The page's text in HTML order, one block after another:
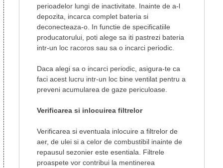
perioadelor lungi de inactivitate. Inainte de a-l
depozita, incarca complet bateria si
deconecteaza-o. In functie de specificatiile
producatorului, poti alege sa iti pastrezi bateria
intr-un loc racoros sau sa o incarci periodic.
Daca alegi sa o incarci periodic, asigura-te ca
faci acest lucru intr-un loc bine ventilat pentru a
preveni acumularea de gaze periculoase.
Verificarea si inlocuirea filtrelor
Verificarea si eventuala inlocuire a filtrelor de
aer, de ulei si a celor de combustibil inainte de
repausul sezonier este esentiala. Filtrele
proaspete vor contribui la mentinerea